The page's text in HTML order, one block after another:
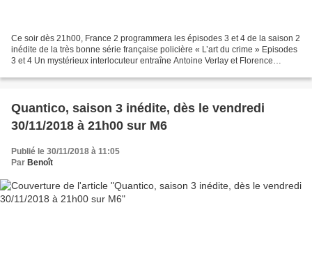
Ce soir dès 21h00, France 2 programmera les épisodes 3 et 4 de la saison 2
inédite de la très bonne série française policière « L’art du crime » Episodes
3 et 4 Un mystérieux interlocuteur entraîne Antoine Verlay et Florence
Quantico, saison 3 inédite, dès le vendredi
30/11/2018 à 21h00 sur M6
Publié le 30/11/2018 à 11:05
Par Benoît